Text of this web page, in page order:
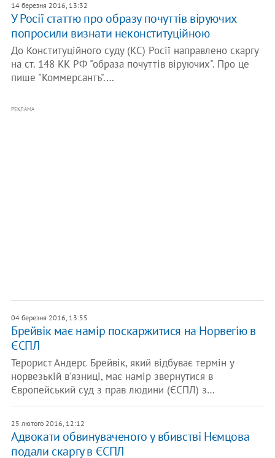
14 березня 2016, 13:32
У Росії статтю про образу почуттів віруючих
попросили визнати неконституційною
До Конституційного суду (КС) Росії направлено скаргу
на ст. 148 КК РФ "образа почуттів віруючих". Про це
пише "Коммерсантъ".…
РЕКЛАМА
04 березня 2016, 13:55
Брейвік має намір поскаржитися на Норвегію в
ЄСПЛ
Терорист Андерс Брейвік, який відбуває термін у
норвезькій в'язниці, має намір звернутися в
Європейський суд з прав людини (ЄСПЛ) з…
25 лютого 2016, 12:12
Адвокати обвинуваченого у вбивстві Нємцова
подали скаргу в ЄСПЛ